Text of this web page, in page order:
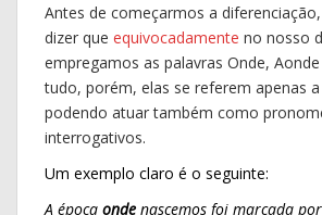
Antes de começarmos a
dizer que equivocadamente no nosso
empregamos as palavras Onde,
tudo, porém, elas se referem apenas a
podendo atuar também como
interrogativos.
Um exemplo claro é o seguinte:
A época onde nascemos foi marcada